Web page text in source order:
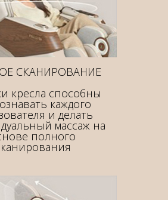
СКАНИРОВАНИЕ
кресла способны
каждого
и делать
массаж на
полного